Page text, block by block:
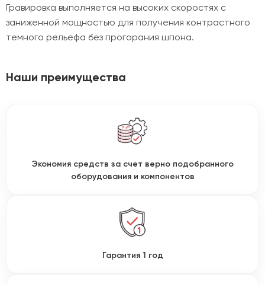
Гравировка выполняется на высоких скоростях с
заниженной мощностью для получения контрастного
темного рельефа без прогорания шпона.
Наши преимущества
Экономия средств за счет верно подобранного
оборудования и компонентов
Гарантия 1 год